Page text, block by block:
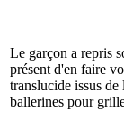
Le garçon a repris
présent d'en faire
translucide issus
ballerines pour